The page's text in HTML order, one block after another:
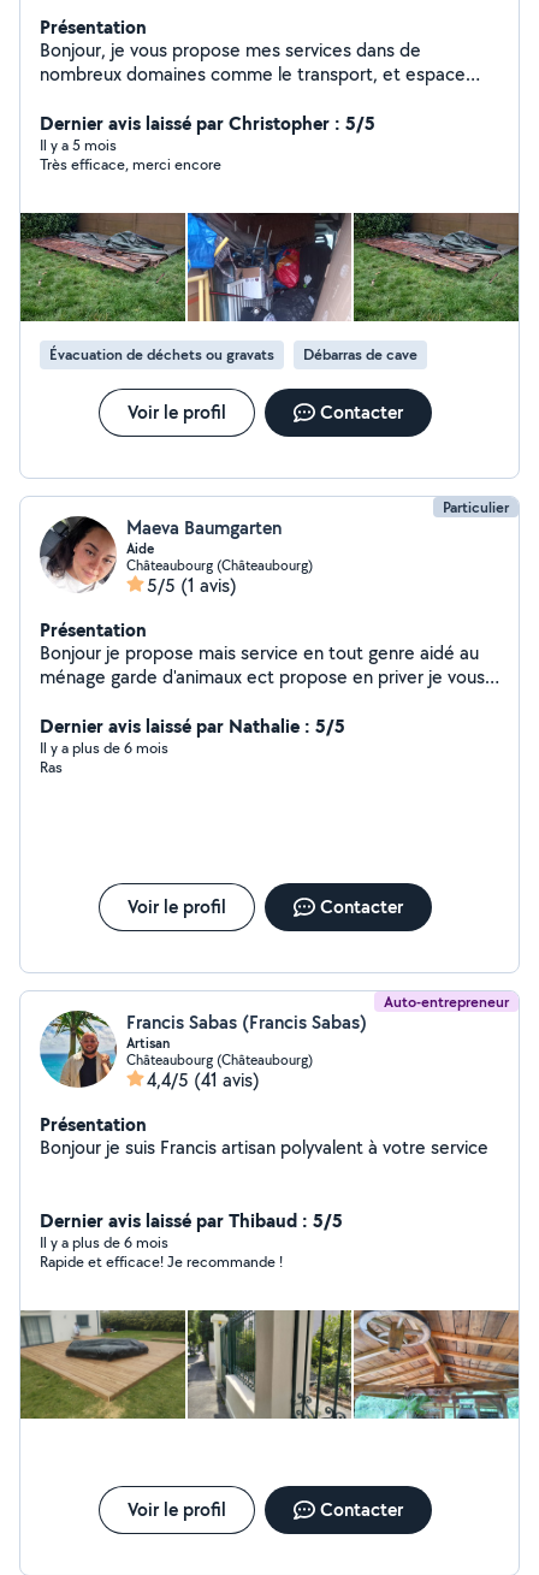
Présentation
Bonjour, je vous propose mes services dans de
nombreux domaines comme le transport, et espace
une personne très sérieuse et motivé, ponctuel , et je
suis disponible n'hésitez pas à me contacter pour tous
renseignements merci
Dernier avis laissé par Christopher : 5/5
Il y a 5 mois
Très efficace, merci encore
Évacuation de déchets ou gravats Débarras de cave
Voir le profil Contacter
Particulier
Maeva Baumgarten
Aide
Châteaubourg (Châteaubourg)
5/5 (1 avis)
Présentation
Bonjour je propose mais service en tout genre aidé au
ménage garde d'animaux ect propose en priver je vous
Dernier avis laissé par Nathalie : 5/5
Il y a plus de 6 mois
Ras
Voir le profil Contacter
Auto-entrepreneur
Francis Sabas (Francis Sabas)
Artisan
Châteaubourg (Châteaubourg)
4,4/5 (41 avis)
Présentation
Bonjour je suis Francis artisan polyvalent à votre service
Dernier avis laissé par Thibaud : 5/5
Il y a plus de 6 mois
Rapide et efficace! Je recommande !
Voir le profil Contacter